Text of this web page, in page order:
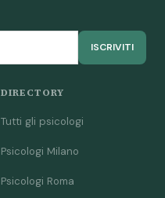
ISCRIVITI
DIRECTORY
Tutti gli psicologi
Psicologi Milano
Psicologi Roma